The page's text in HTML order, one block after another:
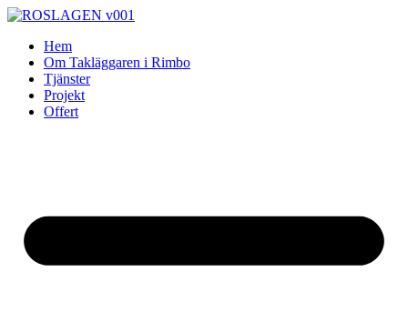
Skip
contentHem
Om Takläggaren i Rimbo
Tjänster
Projekt
Offert